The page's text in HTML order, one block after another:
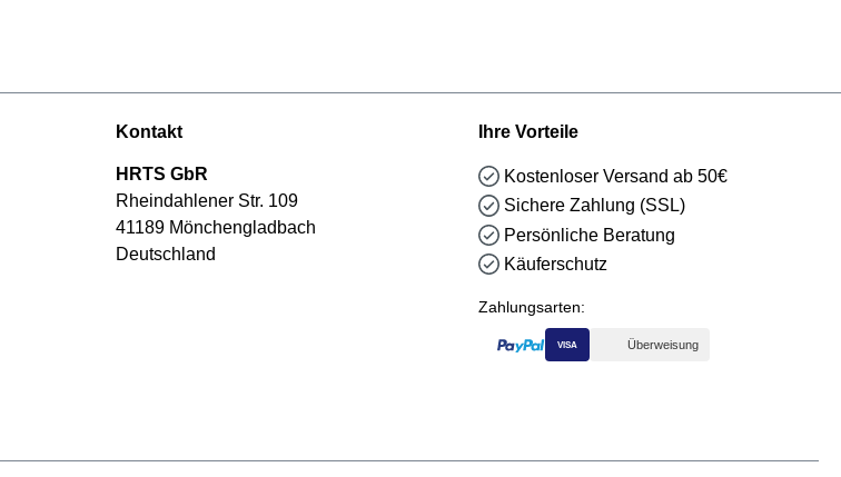
Kontakt
HRTS GbR
Rheindahlener Str. 109
41189 Mönchengladbach
Deutschland
Ihre Vorteile
Kostenloser Versand ab 50€
Sichere Zahlung (SSL)
Persönliche Beratung
Käuferschutz
Zahlungsarten:
VISA Überweisung